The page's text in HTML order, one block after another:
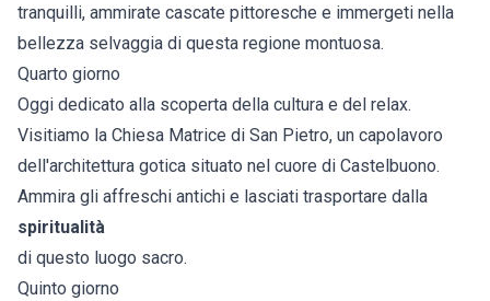
tranquilli, ammirate cascate pittoresche e immergeti nella
bellezza selvaggia di questa regione montuosa.
Quarto giorno
Oggi dedicato alla scoperta della cultura e del relax.
Visitiamo la Chiesa Matrice di San Pietro, un capolavoro
dell'architettura gotica situato nel cuore di Castelbuono.
Ammira gli affreschi antichi e lasciati trasportare dalla
spiritualità
di questo luogo sacro.
Quinto giorno